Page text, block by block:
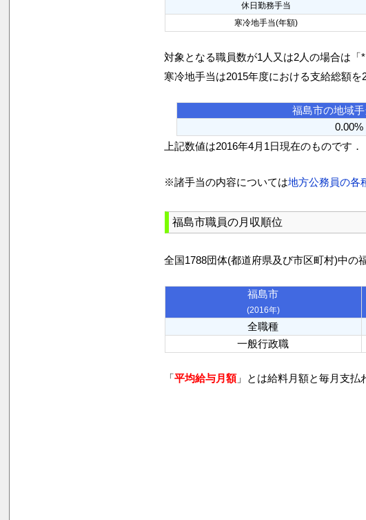
休日勤務手当
寒冷地手当(年額)
対象となる職員数が1人又は2人の場合は
寒冷地手当は2015年度における支給総額
福島市の地域
0.00%
上記数値は2016年4月1日現在のものです．
※諸手当の内容については地方公務員の各
福島市職員の月収順位
全国1788団体(都道府県及び市区町村)中の
福島市
(2016年)
全職種
一般行政職
「平均給与月額」とは給料月額と毎月支払